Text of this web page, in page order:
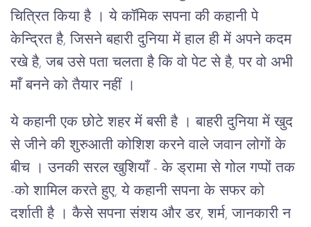
चित्रित किया है । ये कॉमिक सपना की कहानी पे
केन्द्रित है, जिसने बहारी दुनिया में हाल ही में अपने कदम
रखे है, जब उसे पता चलता है कि वो पेट से है, पर वो अभी
माँ बनने को तैयार नहीं ।
ये कहानी एक छोटे शहर में बसी है । बाहरी दुनिया में खुद
से जीने की शुरुआती कोशिश करने वाले जवान लोगों के
बीच । उनकी सरल खुशियाँ - के ड्रामा से गोल गप्पों तक
-को शामिल करते हुए, ये कहानी सपना के सफर को
दर्शाती है । कैसे सपना संशय और डर, शर्म, जानकारी न